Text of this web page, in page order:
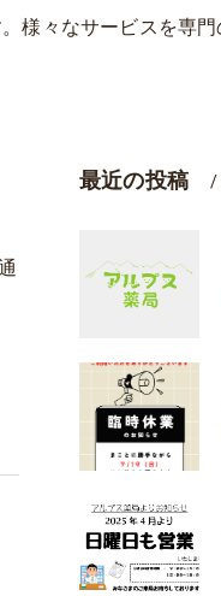
様々なサービスを専
最近の投稿